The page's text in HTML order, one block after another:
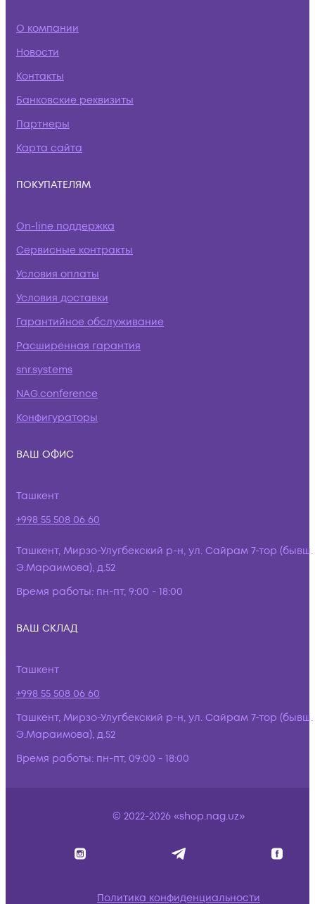
О компании
Новости
Контакты
Банковские реквизиты
Партнеры
Карта сайта
ПОКУПАТЕЛЯМ
On-line поддержка
Сервисные контракты
Условия оплаты
Условия доставки
Гарантийное обслуживание
Расширенная гарантия
snr.systems
NAG.conference
Конфигураторы
ВАШ ОФИС
Ташкент
+998 55 508 06 60
Ташкент, Мирзо-Улугбекский р-н, ул. Сайрам 7-тор (бывш.
Э.Мараимова), д.52
Время работы: пн-пт, 9:00 - 18:00
ВАШ СКЛАД
Ташкент
+998 55 508 06 60
Ташкент, Мирзо-Улугбекский р-н, ул. Сайрам 7-тор (бывш.
Э.Мараимова), д.52
Время работы: пн-пт, 09:00 - 18:00
© 2022-2026 «shop.nag.uz»
Политика конфиденциальности